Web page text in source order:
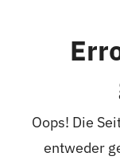
Oops! Die
entweder